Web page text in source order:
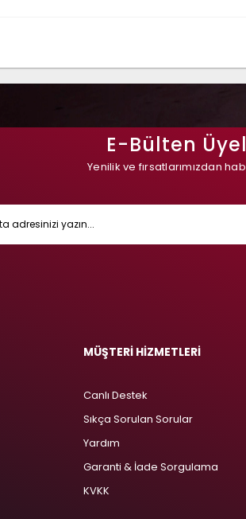
E-Bülten
Yenilik ve fırsatlarımızdan
MÜŞTERİ HİZMETLERİ
Canlı Destek
Sıkça Sorulan Sorular
Yardım
Garanti & İade Sorgulama
KVKK